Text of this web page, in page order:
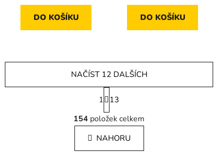
DO KOŠÍKU DO KOŠÍKU
O
v
l
á
d
NAČÍST 12 DALŠÍCH
S
t
r
á
n
k
1
13
154 položek celkem
NAHORU